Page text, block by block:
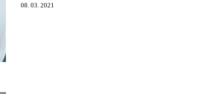
08. 03. 2021